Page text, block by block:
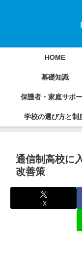
HOME
基礎知識
保護者・家庭サポ
学校の選び方と制
通信制高校に
改善策
X